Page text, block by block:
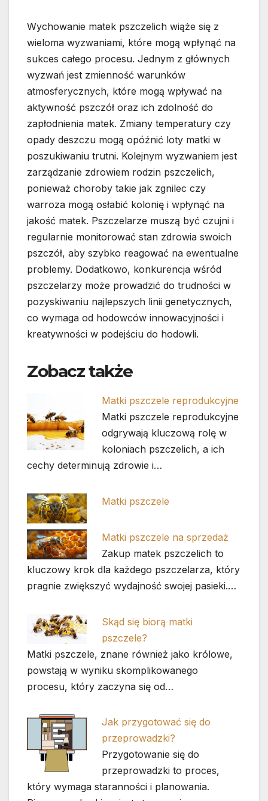
Wychowanie matek pszczelich wiąże się z
wieloma wyzwaniami, które mogą wpłynąć na
sukces całego procesu. Jednym z głównych
wyzwań jest zmienność warunków
atmosferycznych, które mogą wpływać na
aktywność pszczół oraz ich zdolność do
zapłodnienia matek. Zmiany temperatury czy
opady deszczu mogą opóźnić loty matki w
poszukiwaniu trutni. Kolejnym wyzwaniem jest
zarządzanie zdrowiem rodzin pszczelich,
ponieważ choroby takie jak zgnilec czy
warroza mogą osłabić kolonię i wpłynąć na
jakość matek. Pszczelarze muszą być czujni i
regularnie monitorować stan zdrowia swoich
pszczół, aby szybko reagować na ewentualne
problemy. Dodatkowo, konkurencja wśród
pszczelarzy może prowadzić do trudności w
pozyskiwaniu najlepszych linii genetycznych,
co wymaga od hodowców innowacyjności i
kreatywności w podejściu do hodowli.
Zobacz także
Matki pszczele reprodukcyjne
Matki pszczele reprodukcyjne
odgrywają kluczową rolę w
koloniach pszczelich, a ich
cechy determinują zdrowie i…
Matki pszczele
Matki pszczele na sprzedaż
Zakup matek pszczelich to
kluczowy krok dla każdego pszczelarza, który
pragnie zwiększyć wydajność swojej pasieki.…
Skąd się biorą matki
pszczele?
Matki pszczele, znane również jako królowe,
powstają w wyniku skomplikowanego
procesu, który zaczyna się od…
Jak przygotować się do
przeprowadzki?
Przygotowanie się do
przeprowadzki to proces,
który wymaga staranności i planowania.